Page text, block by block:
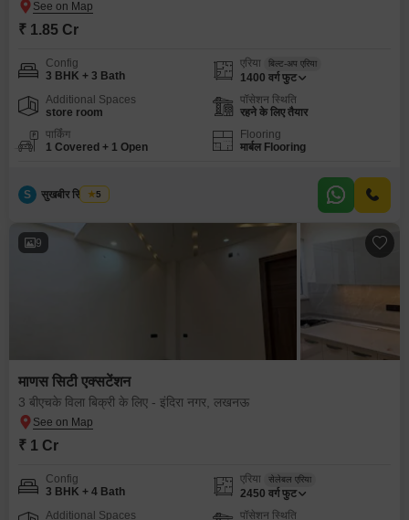
₹ 1.85 Cr
Config
3 BHK + 3 Bath
एरिया बिल्ट-अप एरिया
1400 वर्ग फुट
Additional Spaces
store room
पॉसेशन स्थिति
रहने के लिए तैयार
पार्किंग
1 Covered + 1 Open
Flooring
मार्बल Flooring
S सुखबीर सिंह टोमर
5
9
माणस सिटी एक्सटेंशन
3 बीएचके विला बिक्री के लिए - इंदिरा नगर, लखनऊ
₹ 1 Cr
Config
3 BHK + 4 Bath
एरिया सेलेबल एरिया
2450 वर्ग फुट
Additional Spaces
पॉसेशन स्थिति